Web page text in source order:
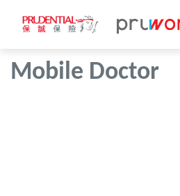
Mobile Doctor